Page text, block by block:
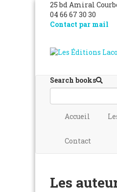
25 bd Amiral
04 66 67 30 30
Contact par mail
Search books
Accueil
Contact
Les